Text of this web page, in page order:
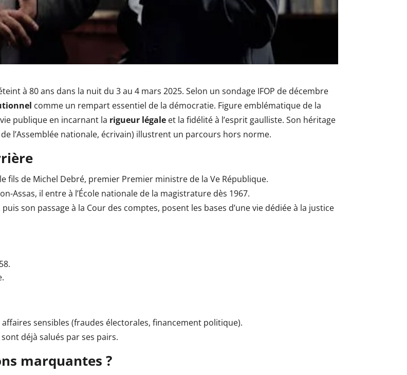
à 80 ans dans la nuit du 3 au 4 mars 2025. Selon un sondage IFOP de décembre
comme un rempart essentiel de la démocratie. Figure emblématique de la
publique en incarnant la rigueur légale et la fidélité à l’esprit gaulliste. Son héritage
l’Assemblée nationale, écrivain) illustrent un parcours hors norme.
fils de Michel Debré, premier Premier ministre de la Ve République.
Assas, il entre à l’École nationale de la magistrature dès 1967.
son passage à la Cour des comptes, posent les bases d’une vie dédiée à la justice
sensibles (fraudes électorales, financement politique).
déjà salués par ses pairs.
marquantes ?